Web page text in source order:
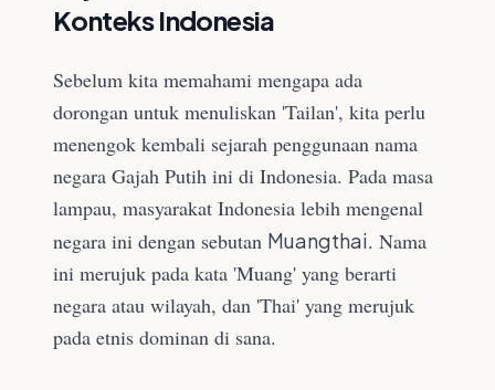
Konteks Indonesia
Sebelum kita memahami mengapa ada
dorongan untuk menuliskan 'Tailan', kita perlu
menengok kembali sejarah penggunaan nama
negara Gajah Putih ini di Indonesia. Pada masa
lampau, masyarakat Indonesia lebih mengenal
negara ini dengan sebutan Muangthai. Nama
ini merujuk pada kata 'Muang' yang berarti
negara atau wilayah, dan 'Thai' yang merujuk
pada etnis dominan di sana.